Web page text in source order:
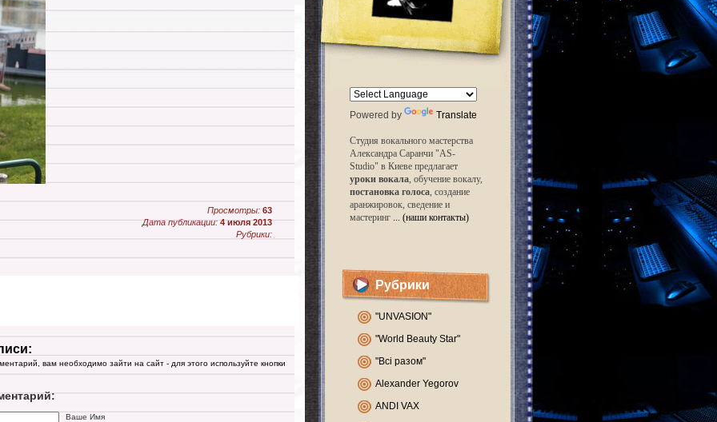
Просмотры: 63
Дата публикации: 4 июля 2013
Рубрики:
вам необходимо зайти на сайт - для этого используйте кнопки
Ваше Имя
Powered by Translate
Студия вокального мастерства
Александра Саранчи "AS-
Studio" в Киеве предлагает
уроки вокала, обучение вокалу,
постановка голоса, создание
аранжировок, сведение и
мастеринг ... (наши контакты)
Рубрики
"UNVASION"
"World Beauty Star"
"Всі разом"
Alexander Yegorov
ANDI VAX